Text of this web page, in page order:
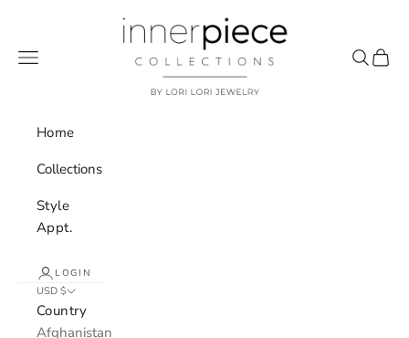
Inner Piece
Navigation menu Search
Cart
Home
Collections
Style
Appt.
LOGIN
USD $
Country
Afghanistan